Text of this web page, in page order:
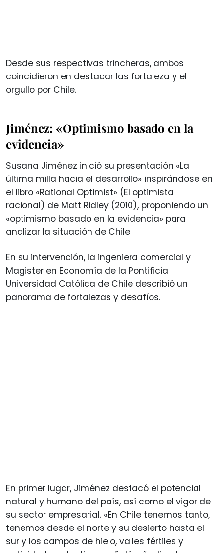
Desde sus respectivas trincheras, ambos
coincidieron en destacar las fortaleza y el
orgullo por Chile.
Jiménez: «Optimismo basado en la
evidencia»
Susana Jiménez inició su presentación «La
última milla hacia el desarrollo» inspirándose en
el libro «Rational Optimist» (El optimista
racional) de Matt Ridley (2010), proponiendo un
«optimismo basado en la evidencia» para
analizar la situación de Chile.
En su intervención, la ingeniera comercial y
Magister en Economía de la Pontificia
Universidad Católica de Chile describió un
panorama de fortalezas y desafíos.
En primer lugar, Jiménez destacó el potencial
natural y humano del país, así como el vigor de
su sector empresarial. «En Chile tenemos tanto,
tenemos desde el norte y su desierto hasta el
sur y los campos de hielo, valles fértiles y